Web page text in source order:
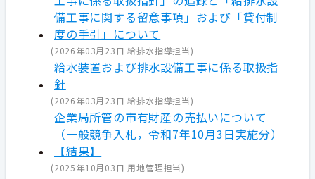
備工事に関する留意事項」および「貸付制
度の手引」について
(2026年03月23日 給排水指導担当)
給水装置および排水設備工事に係る取扱指
針
(2026年03月23日 給排水指導担当)
企業局所管の市有財産の売払いについて
（一般競争入札，令和7年10月3日実施分）
【結果】
(2025年10月03日 用地管理担当)